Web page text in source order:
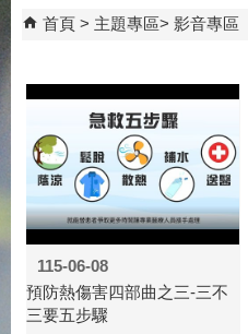
首頁 主題專區 影音專區
115-06-08
預防熱傷害四部曲之三-三不
三要五步驟